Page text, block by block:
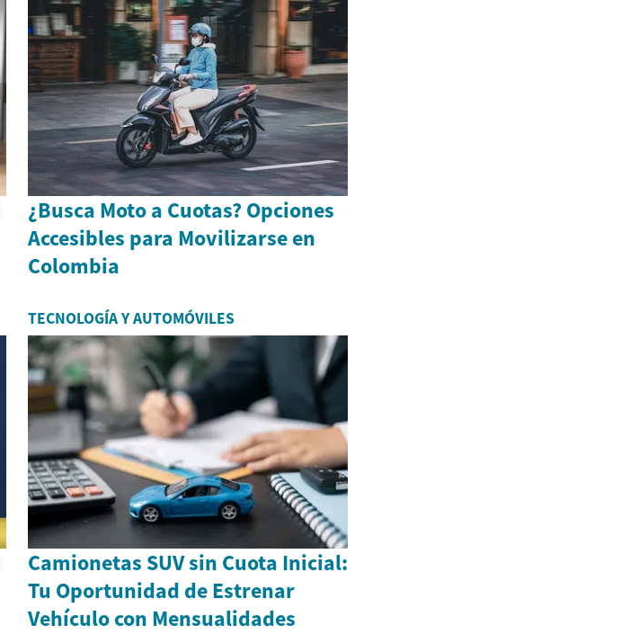
¿Busca Moto a Cuotas? Opciones
Accesibles para Movilizarse en
Colombia
TECNOLOGÍA Y AUTOMÓVILES
Camionetas SUV sin Cuota Inicial:
Tu Oportunidad de Estrenar
Vehículo con Mensualidades